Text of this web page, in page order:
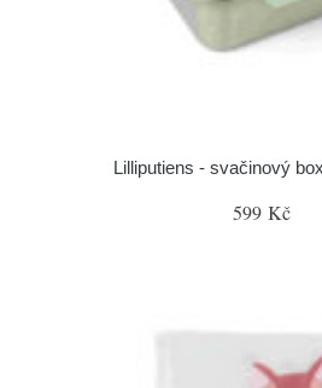
Lilliputiens - svačinový
599 Kč